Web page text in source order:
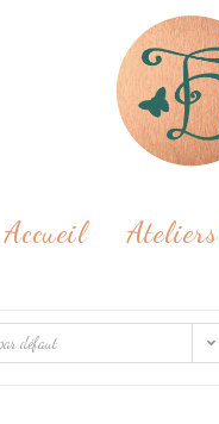
Accueil
défaut